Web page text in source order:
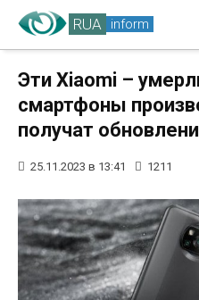
RUA inform
Эти Xiaomi –
смартфоны
получат
25.11.2023 в 13:41 1211